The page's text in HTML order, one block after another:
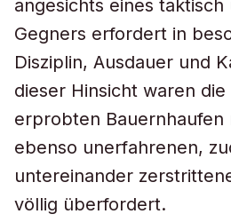
angesichts eines
Gegners erfordert in
Disziplin, Ausdauer und
dieser Hinsicht waren
erprobten Bauernhaufen
ebenso unerfahrenen,
untereinander
völlig überfordert.